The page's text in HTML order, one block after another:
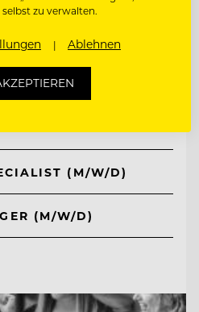
(M/W/D)
(M/W/D)
zu verwalten.
Ablehnen